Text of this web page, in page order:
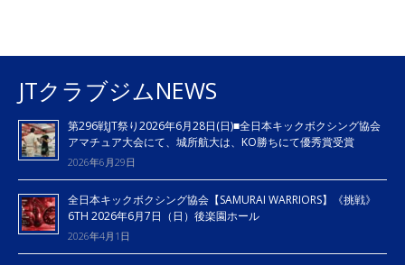
JTクラブジムNEWS
第296戦JT祭り2026年6月28日(日)■全日本キックボクシング協会
アマチュア大会にて、城所航大は、KO勝ちにて優秀賞受賞
2026年6月29日
全日本キックボクシング協会【SAMURAI WARRIORS】《挑戦》
6TH 2026年6月7日（日）後楽園ホール
2026年4月1日